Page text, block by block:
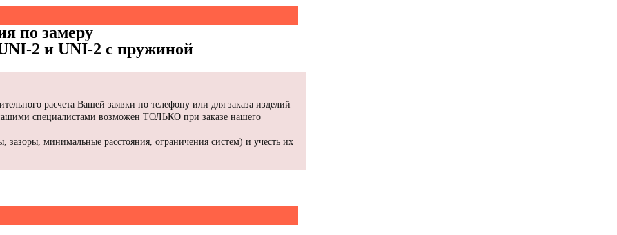
по замеру
2 и UNI-2 с пружиной
расчета Вашей заявки по телефону или для заказа изделий
специалистами возможен ТОЛЬКО при заказе нашего
минимальные расстояния, ограничения систем) и учесть их